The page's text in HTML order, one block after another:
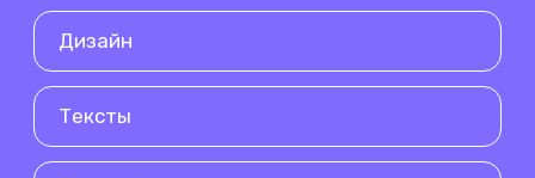
Дизайн
Тексты